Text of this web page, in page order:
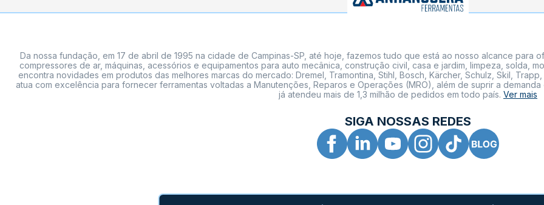
Da nossa fundação, em 17 de abril de 1995 na cidade de Campinas-SP, até hoje, fazemos tudo que está ao nosso alcance para
compressores de ar, máquinas, acessórios e equipamentos para auto mecânica, construção civil, casa e jardim, limpeza, solda,
encontra novidades em produtos das melhores marcas do mercado: Dremel, Tramontina, Stihl, Bosch, Kärcher, Schulz, Skil,
atua com excelência para fornecer ferramentas voltadas a Manutenções, Reparos e Operações (MRO), além de suprir a
já atendeu mais de 1,3 milhão de pedidos em todo país. Ver mais
SIGA NOSSAS REDES